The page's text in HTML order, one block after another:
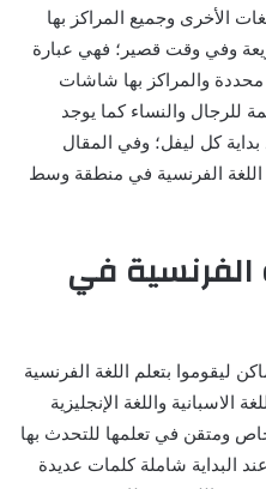
الأخرى وجميع المراكز بها
وفي وقت قصير؛ فهي عبارة
والمراكز بها شاشات
للرجال والنساء كما يوجد
كل ليفل؛ وفي المقال
الفرنسية في منطقة وسط
الفرنسية في
ليقوموا بتعلم اللغة الفرنسية
الاسبانية واللغة الإنجليزية
ومتقن في تعلمها للتحدث بها
البداية شاملة كلمات عديدة